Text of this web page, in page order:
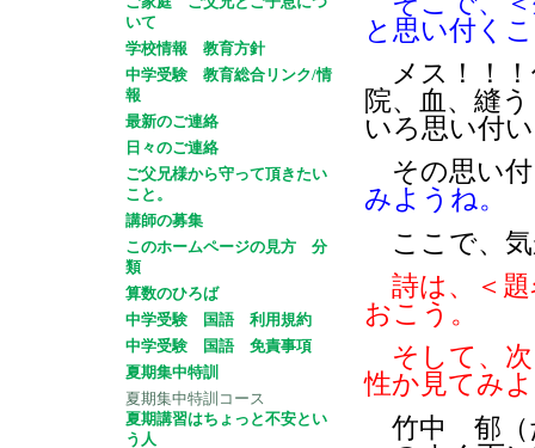
いて
学校情報 教育方針
中学受験 教育総合リンク/情
報
最新のご連絡
日々のご連絡
ご父兄様から守って頂きたい
こと。
講師の募集
このホームページの見方 分
類
算数のひろば
中学受験 国語 利用規約
中学受験 国語 免責事項
夏期集中特訓
夏期集中特訓コース
夏期講習はちょっと不安とい
う人
と思い付く
メス！！！
院、血、縫
いろ思い付
その思い付
みようね。
ここで、気
詩は、＜
おこう。
そして、
性か見てみ
竹中 郁（